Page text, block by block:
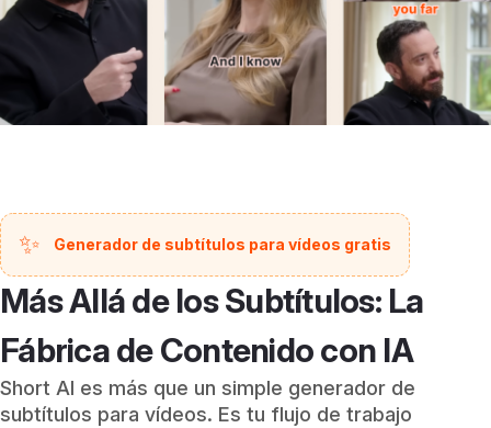
✨ Generador de subtítulos para vídeos gratis
Más Allá de los Subtítulos: La
Fábrica de Contenido con IA
Short AI es más que un simple generador de
subtítulos para vídeos. Es tu flujo de trabajo